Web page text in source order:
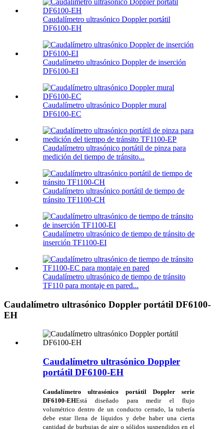
Caudalímetro ultrasónico Doppler portátil
DF6100-EH
Caudalímetro ultrasónico Doppler de inserción
DF6100-EI
Caudalímetro ultrasónico Doppler mural
DF6100-EC
Caudalímetro ultrasónico portátil de pinza para
medición del tiempo de tránsito...
Caudalímetro ultrasónico portátil de tiempo de
tránsito TF1100-CH
Caudalímetro ultrasónico de tiempo de tránsito de
inserción TF1100-EI
Caudalímetro ultrasónico de tiempo de tránsito
TF110 para montaje en pared...
Caudalímetro ultrasónico Doppler portátil DF6100-
EH
Caudalímetro ultrasónico Doppler
portátil DF6100-EH
Caudalímetro ultrasónico portátil Doppler serie
DF6100-EHEstá diseñado para medir el flujo
volumétrico dentro de un conducto cerrado, la tubería
debe estar llena de líquidos y debe haber una cierta
cantidad de burbujas de aire o sólidos suspendidos en el